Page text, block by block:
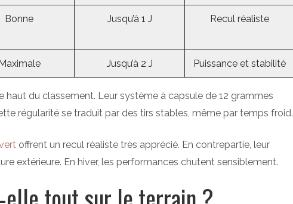
Bonne Jusqu’à 1 J Recul réaliste
Jusqu’à 2 J Puissance et stabilité
haut du classement. Leur système à capsule de 12 grammes
régularité se traduit par des tirs stables, même par temps froid.
offrent un recul réaliste très apprécié. En contrepartie, leur
extérieure. En hiver, les performances chutent sensiblement.